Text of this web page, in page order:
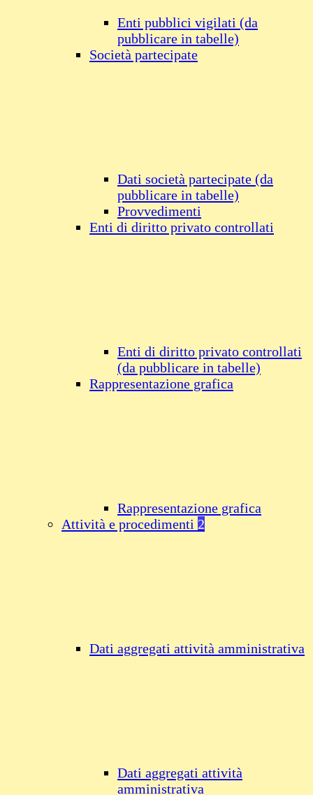
Enti pubblici vigilati (da
pubblicare in tabelle)
Società partecipate
Dati società partecipate (da
pubblicare in tabelle)
Provvedimenti
Enti di diritto privato controllati
Enti di diritto privato controllati
(da pubblicare in tabelle)
Rappresentazione grafica
Rappresentazione grafica
Attività e procedimenti 2
Dati aggregati attività amministrativa
Dati aggregati attività
amministrativa